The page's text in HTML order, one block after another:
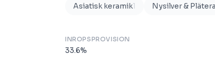
Asiatisk keramik1 Nysilver &
INROPSPROVISION
33.6%